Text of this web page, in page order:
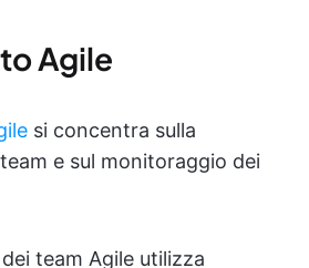
Agile
si concentra sulla
e sul monitoraggio dei
team Agile utilizza